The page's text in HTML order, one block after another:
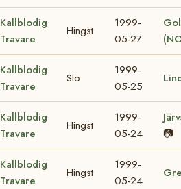
Kallblodig
Travare
Hingst
1999-
05-27
Kallblodig
Travare
Sto
1999-
05-25
Kallblodig
Travare
Hingst
1999-
05-24
📷
Kallblodig
Travare
Hingst
1999-
05-24